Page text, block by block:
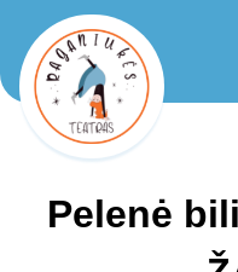
Raganiukės teatras
Pelenė